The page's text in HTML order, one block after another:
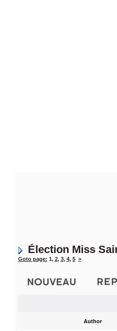
Élection Miss
Goto page: 1, 2, 3, 4, 5 >
Author